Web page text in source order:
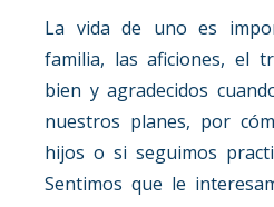
La vida de uno es
familia, las aficiones, el
bien y agradecidos
nuestros planes, por
hijos o si seguimos
Sentimos que le